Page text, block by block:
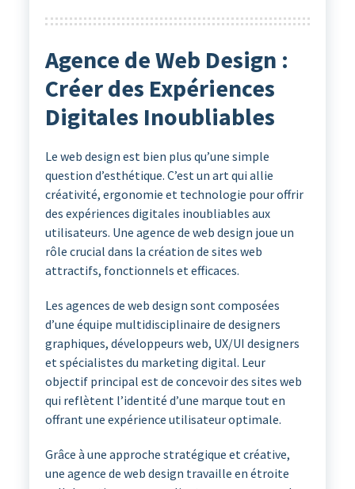
Agence de Web Design :
Créer des Expériences
Digitales Inoubliables
Le web design est bien plus qu’une simple
question d’esthétique. C’est un art qui allie
créativité, ergonomie et technologie pour offrir
des expériences digitales inoubliables aux
utilisateurs. Une agence de web design joue un
rôle crucial dans la création de sites web
attractifs, fonctionnels et efficaces.
Les agences de web design sont composées
d’une équipe multidisciplinaire de designers
graphiques, développeurs web, UX/UI designers
et spécialistes du marketing digital. Leur
objectif principal est de concevoir des sites web
qui reflètent l’identité d’une marque tout en
offrant une expérience utilisateur optimale.
Grâce à une approche stratégique et créative,
une agence de web design travaille en étroite